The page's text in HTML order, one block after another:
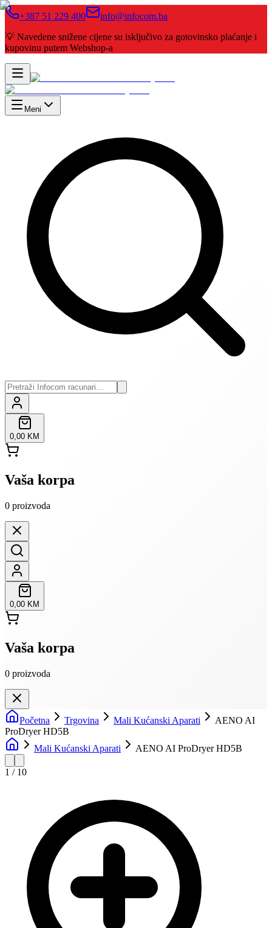
+387 51 229 400
info@infocom.ba
💡 Navedene snižene cijene su isključivo za gotovinsko plaćanje i
kupovinu putem Webshop-a
Meni
0,00 KM
Vaša korpa
0 proizvoda
0,00 KM
Vaša korpa
0 proizvoda
Početna Trgovina Mali Kućanski Aparati
AENO AI
ProDryer HD5B
Mali Kućanski Aparati
AENO AI ProDryer HD5B
1 / 10